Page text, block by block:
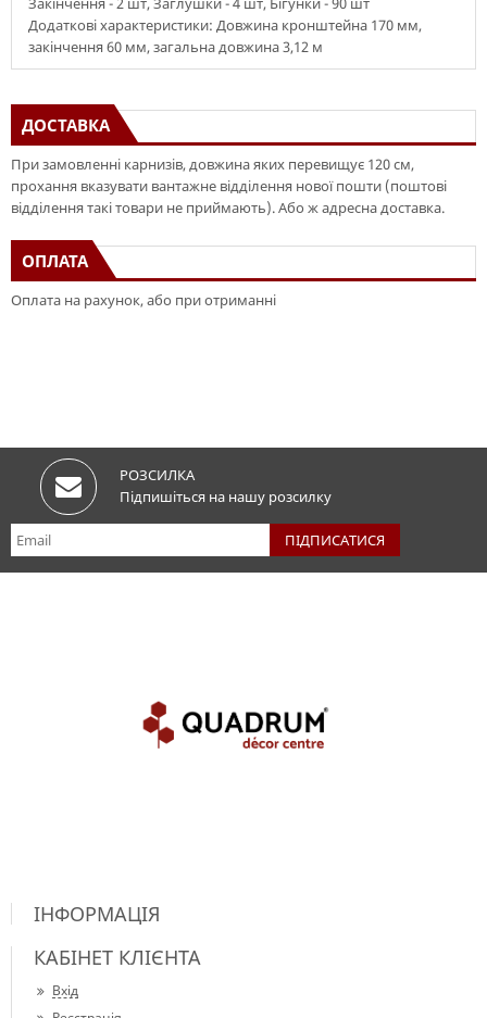
Додаткові характеристики: Довжина кронштейна 170 мм,
закінчення 60 мм, загальна довжина 3,12 м
ДОСТАВКА
При замовленні карнизів, довжина яких перевищує 120 см,
прохання вказувати вантажне відділення нової пошти (поштові
відділення такі товари не приймають). Або ж адресна доставка.
ОПЛАТА
Оплата на рахунок, або при отриманні
РОЗСИЛКА
Підпишіться на нашу розсилку
ІНФОРМАЦІЯ
КАБІНЕТ КЛІЄНТА
Вхід